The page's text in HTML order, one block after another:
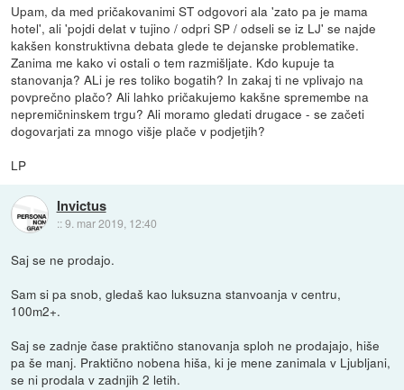
Upam, da med pričakovanimi ST odgovori ala 'zato pa je mama
hotel', ali 'pojdi delat v tujino / odpri SP / odseli se iz LJ' se najde
kakšen konstruktivna debata glede te dejanske problematike.
Zanima me kako vi ostali o tem razmišljate. Kdo kupuje ta
stanovanja? ALi je res toliko bogatih? In zakaj ti ne vplivajo na
povprečno plačo? Ali lahko pričakujemo kakšne spremembe na
nepremičninskem trgu? Ali moramo gledati drugace - se začeti
dogovarjati za mnogo višje plače v podjetjih?
LP
Invictus
::9. mar 2019, 12:40
Saj se ne prodajo.
Sam si pa snob, gledaš kao luksuzna stanvoanja v centru,
100m2+.
Saj se zadnje čase praktično stanovanja sploh ne prodajajo, hiše
pa še manj. Praktično nobena hiša, ki je mene zanimala v Ljubljani,
se ni prodala v zadnjih 2 letih.